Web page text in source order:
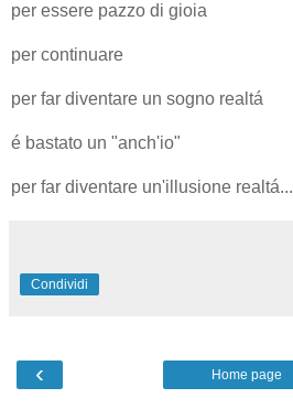
per essere pazzo di gioia
per continuare
per far diventare un sogno realtá
é bastato un "anch'io"
per far diventare un'illusione realtá...
Condividi
‹ Home page